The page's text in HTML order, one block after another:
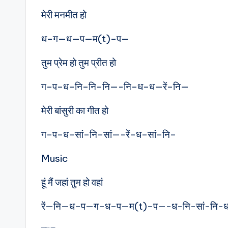
मेरी मनमीत हो
ध–ग—ध—प—म(t)–प—
तुम प्रेम हो तुम प्रीत हो
ग–प–ध–नि–नि–नि—-नि–ध–ध—रें–नि—
मेरी बांसुरी का गीत हो
ग–प–ध–सां–नि–सां—-रें–ध–सां–नि–
Music
हूं मैं जहां तुम हो वहां
रें—नि—ध–प—ग–ध–प—म(t)–प—-ध-नि-सां-नि-